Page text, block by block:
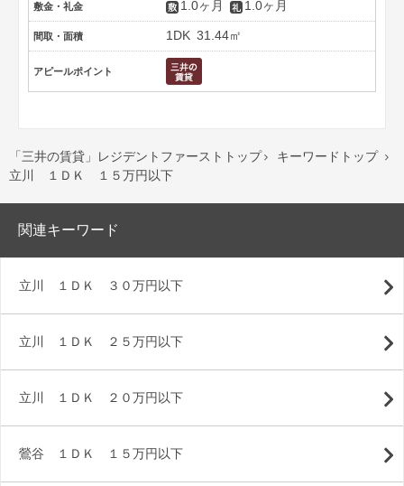
敷金・礼金 1.0ヶ月 1.0ヶ月
間取・面積 1DK 31.44㎡
アピールポイント
「三井の賃貸」レジデントファーストトップ  キーワードトップ 
立川 １ＤＫ １５万円以下
関連キーワード
立川 １ＤＫ ３０万円以下
立川 １ＤＫ ２５万円以下
立川 １ＤＫ ２０万円以下
鶯谷 １ＤＫ １５万円以下